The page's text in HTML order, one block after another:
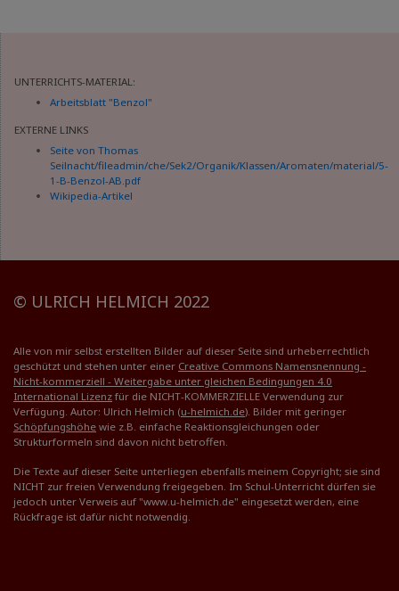
UNTERRICHTS-MATERIAL:
Arbeitsblatt "Benzol"
EXTERNE LINKS
Seite von Thomas
Seilnacht/fileadmin/che/Sek2/Organik/Klassen/Aromaten/material/5-
1-B-Benzol-AB.pdf
Wikipedia-Artikel
© ULRICH HELMICH 2022
Alle von mir selbst erstellten Bilder auf dieser Seite sind urheberrechtlich
geschützt und stehen unter einer Creative Commons Namensnennung -
Nicht-kommerziell - Weitergabe unter gleichen Bedingungen 4.0
International Lizenz für die NICHT-KOMMERZIELLE Verwendung zur
Verfügung. Autor: Ulrich Helmich (u-helmich.de). Bilder mit geringer
Schöpfungshöhe wie z.B. einfache Reaktionsgleichungen oder
Strukturformeln sind davon nicht betroffen.
Die Texte auf dieser Seite unterliegen ebenfalls meinem Copyright; sie sind
NICHT zur freien Verwendung freigegeben. Im Schul-Unterricht dürfen sie
jedoch unter Verweis auf "www.u-helmich.de" eingesetzt werden, eine
Rückfrage ist dafür nicht notwendig.